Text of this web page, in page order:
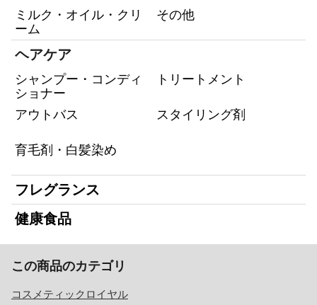
ミルク・オイル・クリ
ーム
その他
ヘアケア
シャンプー・コンディ
ショナー
トリートメント
アウトバス スタイリング剤
育毛剤・白髪染め
フレグランス
健康食品
この商品のカテゴリ
コスメティックロイヤル